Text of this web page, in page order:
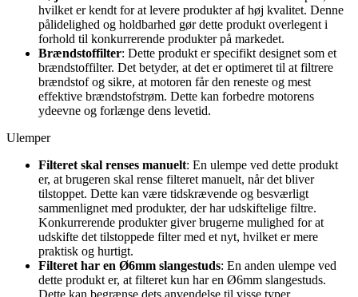
hvilket er kendt for at levere produkter af høj kvalitet. Denne
pålidelighed og holdbarhed gør dette produkt overlegent i
forhold til konkurrerende produkter på markedet.
Brændstoffilter: Dette produkt er specifikt designet som et
brændstoffilter. Det betyder, at det er optimeret til at filtrere
brændstof og sikre, at motoren får den reneste og mest
effektive brændstofstrøm. Dette kan forbedre motorens
ydeevne og forlænge dens levetid.
Ulemper
Filteret skal renses manuelt: En ulempe ved dette produkt
er, at brugeren skal rense filteret manuelt, når det bliver
tilstoppet. Dette kan være tidskrævende og besværligt
sammenlignet med produkter, der har udskiftelige filtre.
Konkurrerende produkter giver brugerne mulighed for at
udskifte det tilstoppede filter med et nyt, hvilket er mere
praktisk og hurtigt.
Filteret har en Ø6mm slangestuds: En anden ulempe ved
dette produkt er, at filteret kun har en Ø6mm slangestuds.
Dette kan begrænse dets anvendelse til visse typer